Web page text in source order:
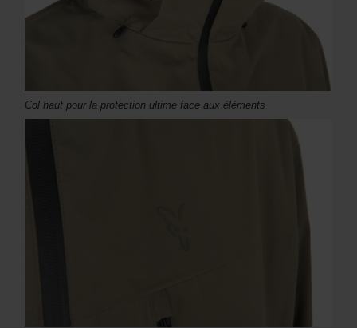
Col haut pour la protection ultime face aux éléments